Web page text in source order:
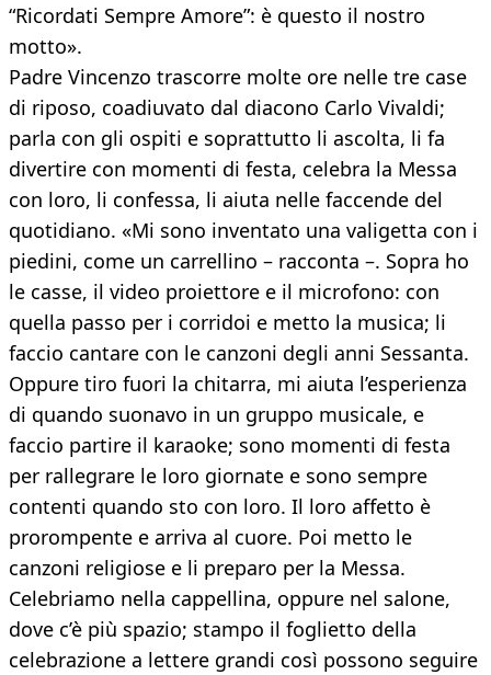
“Ricordati Sempre Amore”: è questo il nostro
motto».
Padre Vincenzo trascorre molte ore nelle tre case
di riposo, coadiuvato dal diacono Carlo Vivaldi;
parla con gli ospiti e soprattutto li ascolta, li fa
divertire con momenti di festa, celebra la Messa
con loro, li confessa, li aiuta nelle faccende del
quotidiano. «Mi sono inventato una valigetta con i
piedini, come un carrellino – racconta –. Sopra ho
le casse, il video proiettore e il microfono: con
quella passo per i corridoi e metto la musica; li
faccio cantare con le canzoni degli anni Sessanta.
Oppure tiro fuori la chitarra, mi aiuta l’esperienza
di quando suonavo in un gruppo musicale, e
faccio partire il karaoke; sono momenti di festa
per rallegrare le loro giornate e sono sempre
contenti quando sto con loro. Il loro affetto è
prorompente e arriva al cuore. Poi metto le
canzoni religiose e li preparo per la Messa.
Celebriamo nella cappellina, oppure nel salone,
dove c’è più spazio; stampo il foglietto della
celebrazione a lettere grandi così possono seguire